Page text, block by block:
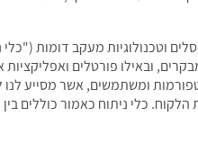
וטכנולוגיות מעקב דומות
ובאילו פורטלים
ומשתמשים, אשר מסייע